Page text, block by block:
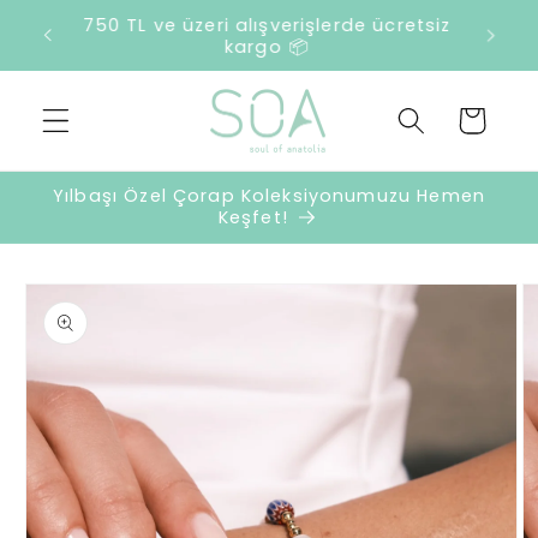
İçeriğe
atla
2500 TL ve üzeri harcamalarda sürpriz
hediye 🎁
Sepet
Yılbaşı Özel Çorap Koleksiyonumuzu Hemen
Keşfet!
Ürün
bilgisine
atla